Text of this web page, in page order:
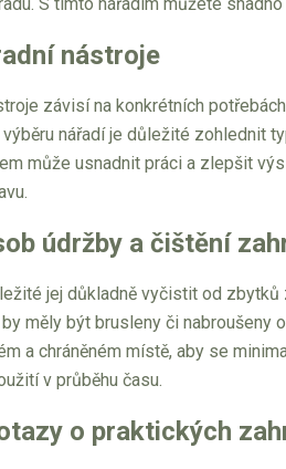
S tímto nářadím můžete
nástroje
závisí na konkrétních
nářadí je důležité zohlednit
může usnadnit práci a zlepšit
údržby a čištění
jej důkladně vyčistit od
měly být brusleny či nabroušeny
a chráněném místě, aby se
v průběhu času.
o praktických